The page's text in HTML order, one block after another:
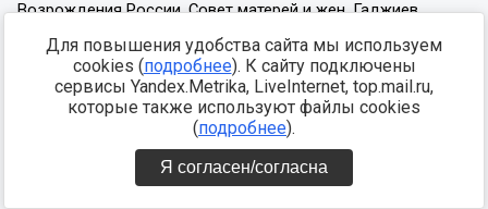
Для повышения удобства сайта мы используем
cookies (подробнее). К сайту подключены
сервисы Yandex.Metrika, LiveInternet, top.mail.ru,
которые также используют файлы cookies
(подробнее).
Я согласен/согласна